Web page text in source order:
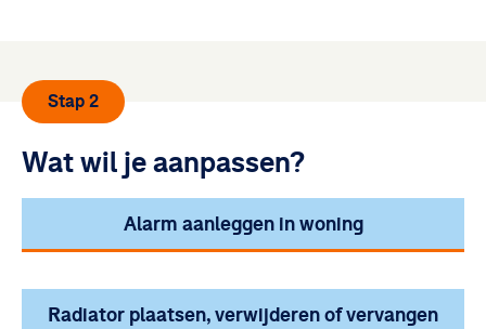
Stap 2
Wat wil je aanpassen?
Alarm aanleggen in woning
Radiator plaatsen, verwijderen of vervangen